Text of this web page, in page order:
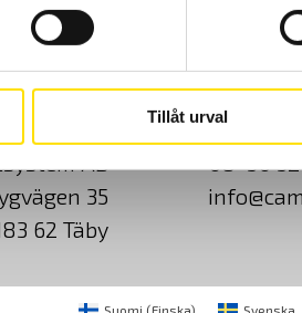
Tillåt urval
Klagomål
AB
35
62 Täby
08-50